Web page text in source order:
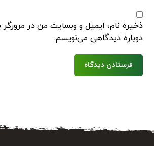
ذخیره نام، ایمیل و وبسایت من در مرورگر
دوباره دیدگاهی می‌نویسم.
فرستادن دیدگاه